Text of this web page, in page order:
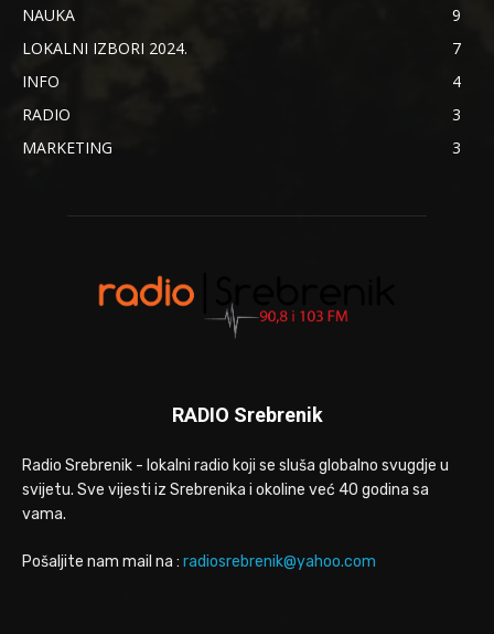
NAUKA
9
LOKALNI IZBORI 2024.
7
INFO
4
RADIO
3
MARKETING
3
RADIO Srebrenik
Radio Srebrenik - lokalni radio koji se sluša globalno svugdje u
svijetu. Sve vijesti iz Srebrenika i okoline već 40 godina sa
vama.
Pošaljite nam mail na : radiosrebrenik@yahoo.com